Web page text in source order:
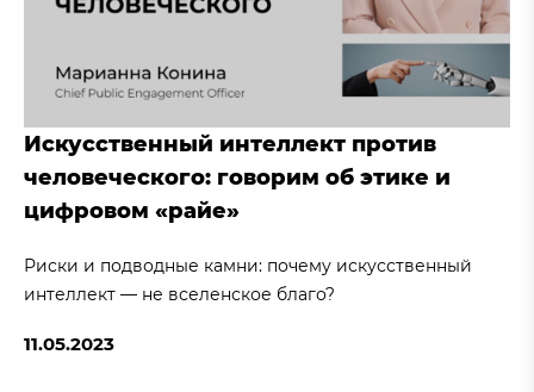
Искусственный интеллект против
человеческого: говорим об этике и
цифровом «райе»
Риски и подводные камни: почему искусственный
интеллект — не вселенское благо?
11.05.2023